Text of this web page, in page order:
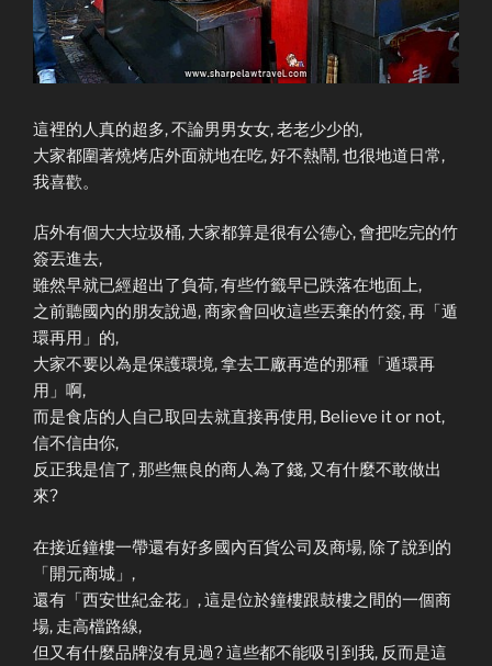
這裡的人真的超多, 不論男男女女, 老老少少的,
大家都圍著燒烤店外面就地在吃, 好不熱鬧, 也很地道日常,
我喜歡。
店外有個大大垃圾桶, 大家都算是很有公德心, 會把吃完的竹
簽丟進去,
雖然早就已經超出了負荷, 有些竹籤早已跌落在地面上,
之前聽國內的朋友說過, 商家會回收這些丟棄的竹簽, 再「遁
環再用」的,
大家不要以為是保護環境, 拿去工廠再造的那種「遁環再
用」啊,
而是食店的人自己取回去就直接再使用, Believe it or not,
信不信由你,
反正我是信了, 那些無良的商人為了錢, 又有什麼不敢做出
來?
在接近鐘樓一帶還有好多國內百貨公司及商場, 除了說到的
「開元商城」,
還有「西安世紀金花」, 這是位於鐘樓跟鼓樓之間的一個商
場, 走高檔路線,
但又有什麼品牌沒有見過? 這些都不能吸引到我, 反而是這